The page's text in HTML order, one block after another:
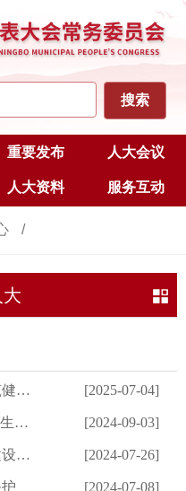
重要发布 人大会议
人大资料 服务互动
市）人大
基 [2025-07-04]
声 [2024-09-03]
” [2024-07-26]
[2024-07-08]